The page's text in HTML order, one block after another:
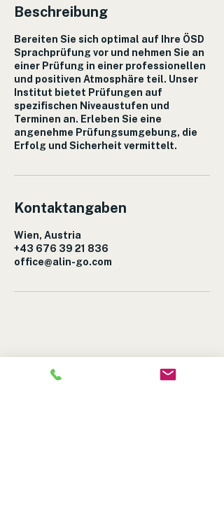
Beschreibung
Bereiten Sie sich optimal auf Ihre ÖSD
Sprachprüfung vor und nehmen Sie an
einer Prüfung in einer professionellen
und positiven Atmosphäre teil. Unser
Institut bietet Prüfungen auf
spezifischen Niveaustufen und
Terminen an. Erleben Sie eine
angenehme Prüfungsumgebung, die
Erfolg und Sicherheit vermittelt.
Kontaktangaben
Wien, Austria
+43 676 39 21 836
office@alin-go.com